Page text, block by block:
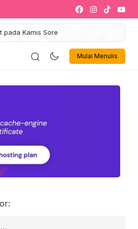
pada Kamis Sore
Maulid Akbar 2025
Jadi Muzakki
Sukses Siap Jadi Ikon
Leadership Training
Inovasi dan Tata Kelola
Akan Dibebaskan
Penerima Manfaat
Mulai Menulis
Politik Olahraga Musik 🎶